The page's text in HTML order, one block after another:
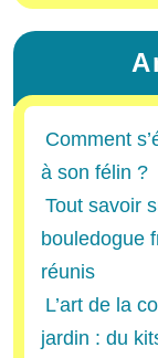
Comment
à son félin ?
Tout savoir
bouledogue
réunis
L’art de la
jardin : du